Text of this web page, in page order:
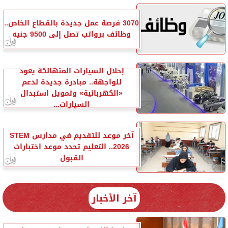
3070 فرصة عمل جديدة بالقطاع الخاص..
وظائف برواتب تصل إلى 9500 جنيه
إحلال السيارات المتهالكة يعود
للواجهة.. مبادرة جديدة لدعم
«الكهربائية» وتمويل استبدال
السيارات...
آخر موعد للتقديم في مدارس STEM
2026.. التعليم تحدد موعد اختبارات
القبول
آخر الأخبار